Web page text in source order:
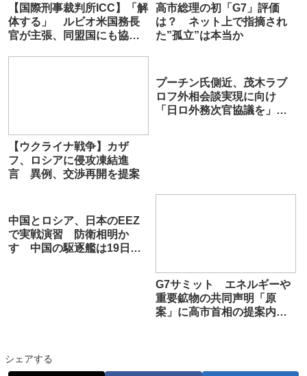
【国際刑事裁判所ICC】「解
体する」 ルビオ米国務長
官が主張、同盟国にも協力
高市総理の初「G7」評価
は？ ネット上で指摘され
た”孤立”は本当か
【ウクライナ戦争】カザ
フ、ロシアに侵攻凍結進
言 異例、交渉再開を提案
プーチン氏側近、茂木ラブ
ロフ外相会談実現に向け
「日ロ外務次官協議を」鈴
中国とロシア、日本のEEZ
で実戦演習 防衛相明か
す 中国の駆逐艦は19日に
G7サミット エネルギーや
重要鉱物の共同声明「原
案」に高市首相の提案内容
シェアする